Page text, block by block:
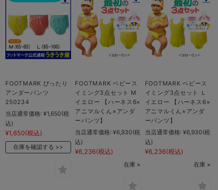
FOOTMARK ぴったり
アンダーパンツ
250234
当店通常価格: ¥1,650(税
込)
¥1,650(税込)
在庫を確認する
FOOTMARK ベビース
イミング3点セット M
イエロー 【ハーネス6×
アニマルくん×アンダ
ーパンツ】
当店通常価格: ¥6,930(税
込)
¥6,236(税込)
在庫 ×
FOOTMARK ベビース
イミング3点セット Ｌ
イエロー 【ハーネス6×
アニマルくん×アンダ
ーパンツ】
当店通常価格: ¥6,930(税
込)
¥6,236(税込)
在庫 ×